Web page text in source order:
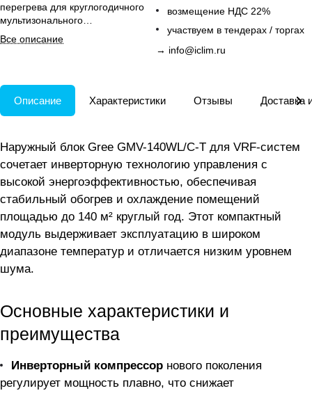
перегрева для круглогодичного
мультизонального
кондиционирования больших
помещений.
Все описание
возмещение НДС 22%
участвуем в тендерах / торгах
→ info@iclim.ru
Описание Характеристики Отзывы Доставка
Наружный блок Gree GMV-140WL/C-T для VRF-систем
сочетает инверторную технологию управления с
высокой энергоэффективностью, обеспечивая
стабильный обогрев и охлаждение помещений
площадью до 140 м² круглый год. Этот компактный
модуль выдерживает эксплуатацию в широком
диапазоне температур и отличается низким уровнем
шума.
Основные характеристики и
преимущества
Инверторный компрессор нового поколения
регулирует мощность плавно, что снижает